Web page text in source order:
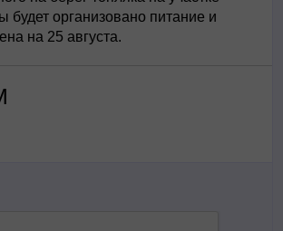
организовано питание и
на 25 августа.